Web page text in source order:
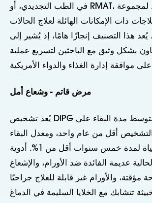
في الطب التجديدي، أو RMAT، وهو متاح فقط لمجموعة
ذات الإمكانات الهائلة لعلاج الحالات
يُعد هذا التصنيف إنجازًا هامًا، إذ يُشير إلى
بشكل وثيق مع الباحثين لتسريع عملية
يُعد تشخيص DIPG قاتمًا للغاية: فمتوسط مدة البقاء على
التشخيص أقل من عام واحد، ومعدل البقاء
على قيد الحياة لمدة خمس سنوات أقل من 1%. أدوية
عديمة الفائدة ضد الأورام، والإشعاع
مؤقتة، والأورام غير قابلة للعلاج جراحيًا
تتشابك مع الخلايا السليمة في الدماغ